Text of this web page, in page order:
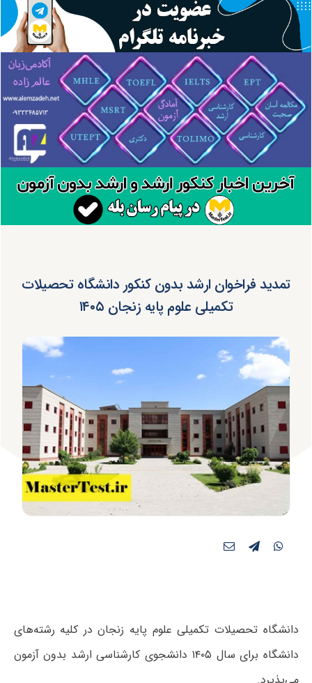
تمدید فراخوان ارشد بدون کنکور دانشگاه تحصیلات
تکمیلی علوم پایه زنجان ۱۴۰۵
دانشگاه تحصیلات تکمیلی علوم پایه زنجان در کلیه رشته‌‌های
دانشگاه برای سال ۱۴۰۵ دانشجوی کارشناسی ارشد بدون آزمون